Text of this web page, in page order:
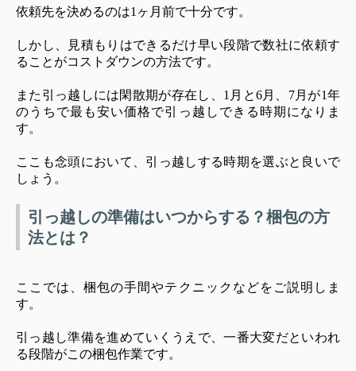
依頼先を決めるのは1ヶ月前で十分です。
しかし、見積もりはできるだけ早い段階で数社に依頼す
ることがコストダウンの方法です。
また引っ越しには閑散期が存在し、1月と6月、7月が1年
のうちで最も安い価格で引っ越しできる時期になりま
す。
ここも念頭において、引っ越しする時期を選ぶと良いで
しょう。
引っ越しの準備はいつからする？梱包の方
法とは？
ここでは、梱包の手間やテクニックなどをご説明しま
す。
引っ越し準備を進めていくうえで、一番大変だといわれ
る段階がこの梱包作業です。